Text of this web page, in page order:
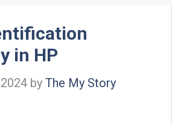
in HP
by The My Story